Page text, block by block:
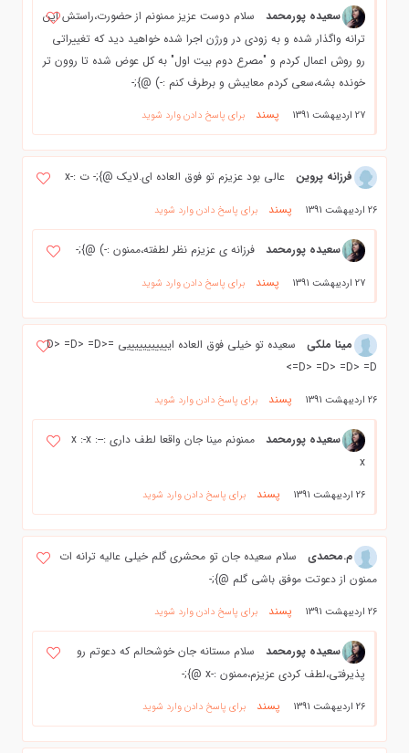
سعیده پورمحمد
سلام دوست عزیز ممنونم از حضورت،راستش این
ترانه واگذار شده و به زودی در ورژن اجرا شده خواهید دید که تغییراتی
رو روش اعمال کردم و "مصرع دوم بیت اول" به کل عوض شده تا روون تر
خونده بشه،سعی کردم معایبش و برطرف کنم :-) @};-
27 اردیبهشت 1391 پسند برای پاسخ دادن وارد شوید
فرزانه پروین عالی بود عزیزم تو فوق العاده ای.لایک @};- ت :-x
26 اردیبهشت 1391 پسند برای پاسخ دادن وارد شوید
سعیده پورمحمد فرزانه ی عزیزم نظر لطفته،ممنون :-) @};-
27 اردیبهشت 1391 پسند برای پاسخ دادن وارد شوید
مینا ملکی
سعیده تو خیلی فوق العاده ایییییییییییی =D> =D> =D>
=D> =D> =D> =D>
26 اردیبهشت 1391 پسند برای پاسخ دادن وارد شوید
سعیده پورمحمد
ممنونم مینا جان واقعا لطف داری :-x :-x :-
x
26 اردیبهشت 1391 پسند برای پاسخ دادن وارد شوید
م.محمدی
سلام سعیده جان تو محشری گلم خیلی عالیه ترانه ات
ممنون از دعوتت موفق باشی گلم @};-
26 اردیبهشت 1391 پسند برای پاسخ دادن وارد شوید
سعیده پورمحمد
سلام مستانه جان خوشحالم که دعوتم رو
پذیرفتی،لطف کردی عزیزم،ممنون :-x @};-
26 اردیبهشت 1391 پسند برای پاسخ دادن وارد شوید